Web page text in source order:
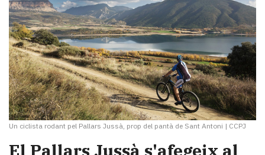
Un ciclista rodant pel Pallars Jussà, prop del pantà de Sant Antoni | CCPJ
El Pallars Jussà s'afegeix al